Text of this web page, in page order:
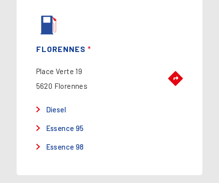
FLORENNES *
Place Verte 19
5620 Florennes
Diesel
Essence 95
Essence 98